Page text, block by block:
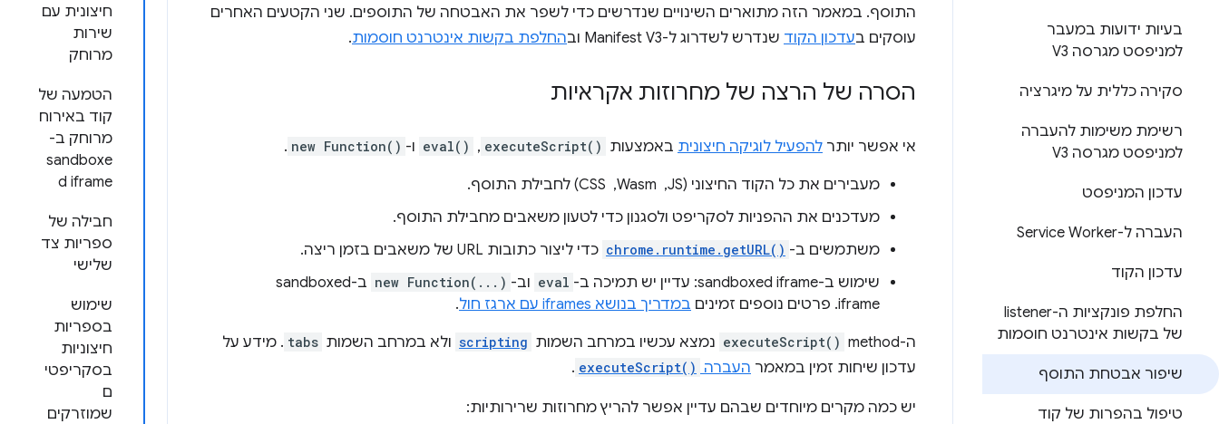
בעיות ידועות במעבר
למניפסט מגרסה V3
סקירה כללית על מיגרציה
רשימת משימות להעברה
למניפסט מגרסה V3
עדכון המניפסט
העברה ל-Service Worker
עדכון הקוד
החלפת פונקציות ה-listener
של בקשות אינטרנט חוסמות
שיפור אבטחת התוסף
טיפול בהפרות של קוד
חיצונית עם
שירות
מרוחק
הטמעה של
קוד באירוח
מרוחק ב-
sandboxe
d iframe
חבילה של
ספריות צד
שלישי
שימוש
בספריות
חיצוניות
בסקריפטי
ם
שמוזרקים
התוסף. במאמר הזה מתוארים השינויים שנדרשים כדי לשפר את האבטחה של התוספים. שני הקטעים האחרים
עוסקים בעדכון הקוד שנדרש לשדרוג ל-Manifest V3 וב החלפת בקשות אינטרנט חוסמות.
הסרה של הרצה של מחרוזות אקראיות
אי אפשר יותר להפעיל לוגיקה חיצונית באמצעות executeScript()
,
eval() ו- new Function()
.
מעבירים את כל הקוד החיצוני (JS, ‏ Wasm, ‏ CSS) לחבילת התוסף.
מעדכנים את ההפניות לסקריפט ולסגנון כדי לטעון משאבים מחבילת התוסף.
משתמשים ב- chrome.runtime.getURL() כדי ליצור כתובות URL של משאבים בזמן ריצה.
שימוש ב-sandboxed iframe: עדיין יש תמיכה ב-
eval וב- new Function(...)
ב-sandboxed
iframe. פרטים נוספים זמינים
במדריך בנושא iframes עם ארגז חול .
ה-method‏ executeScript() נמצא עכשיו במרחב השמות scripting ולא במרחב השמות tabs . מידע על
עדכון שיחות זמין במאמר העברה executeScript()
.
יש כמה מקרים מיוחדים שבהם עדיין אפשר להריץ מחרוזות שרירותיות: